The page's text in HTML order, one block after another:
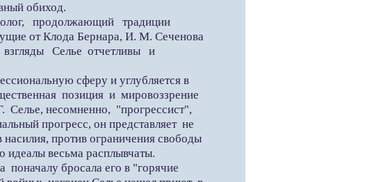
обиход.
продолжающий традиции
от Клода Бернара, И. М. Сеченова
Селье отчетливы и
сферу и углубляется в
позиция и мировоззрение
Селье, несомненно, "прогрессист",
прогресс, он представляет не
против ограничения свободы
идеалы весьма расплывчаты.
бросала его в "горячие